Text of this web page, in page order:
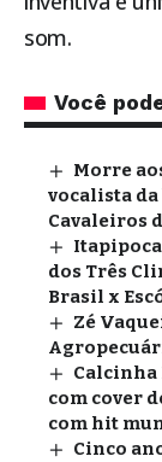
som.
Você
Morre
vocalista da
Cavaleiros
dos Três
Brasil x
Zé
Calcinha
com cover
com hit
Cinco